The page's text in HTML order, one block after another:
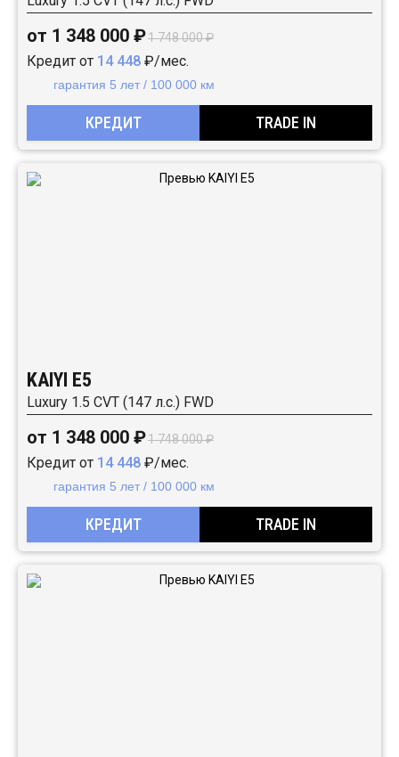
от 1 348 000 ₽1 748 000 ₽
Кредит от 14 448 ₽/мес.
гарантия 5 лет / 100 000 км
КРЕДИТ TRADE IN
KAIYI E5
Luxury 1.5 CVT (147 л.с.) FWD
от 1 348 000 ₽1 748 000 ₽
Кредит от 14 448 ₽/мес.
гарантия 5 лет / 100 000 км
КРЕДИТ TRADE IN